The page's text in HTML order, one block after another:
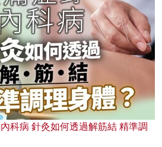
科病 針灸如何透過解筋結 精準調